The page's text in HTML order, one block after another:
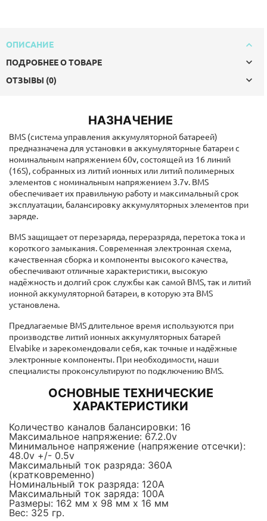
ОПИСАНИЕ
ПОДРОБНЕЕ О ТОВАРЕ
ОТЗЫВЫ (0)
НАЗНАЧЕНИЕ
BMS (система управления аккумуляторной батареей)
предназначена для установки в аккумуляторные батареи с
номинальным напряжением 60v, состоящей из 16 линий
(16S), собранных из литий ионных или литий полимерных
элементов с номинальным напряжением 3.7v. ВМS
обеспечивает их правильную работу и максимальный срок
эксплуатации, балансировку аккумуляторных элементов при
заряде.
BMS защищает от перезаряда, переразряда, перетока тока и
короткого замыкания. Современная электронная схема,
качественная сборка и компоненты высокого качества,
обеспечивают отличные характеристики, высокую
надёжность и долгий срок службы как самой BMS, так и литий
ионной аккумуляторной батареи, в которую эта BMS
установлена.
Предлагаемые BMS длительное время используются при
производстве литий ионных аккумуляторных батарей
Elvabike и зарекомендовали себя, как точные и надёжные
электронные компоненты. При необходимости, наши
специалисты проконсультируют по подключению BMS.
ОСНОВНЫЕ ТЕХНИЧЕСКИЕ
ХАРАКТЕРИСТИКИ
Количество каналов балансировки: 16
Максимальное напряжение: 67.2.0v
Минимальное напряжение (напряжение отсечки):
48.0v +/- 0.5v
Максимальный ток разряда: 360А
(кратковременно)
Номинальный ток разряда: 120А
Максимальный ток заряда: 100А
Размеры: 162 мм х 98 мм х 16 мм
Вес: 325 гр.